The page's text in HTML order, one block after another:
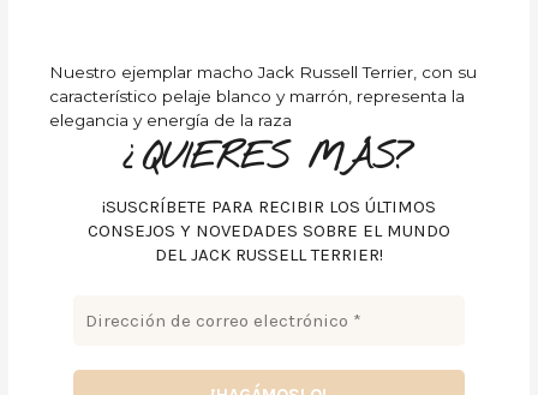
Nuestro ejemplar macho Jack Russell Terrier, con su
característico pelaje blanco y marrón, representa la
elegancia y energía de la raza
¿QUIERES MÁS?
¡SUSCRÍBETE PARA RECIBIR LOS ÚLTIMOS
CONSEJOS Y NOVEDADES SOBRE EL MUNDO
DEL JACK RUSSELL TERRIER!